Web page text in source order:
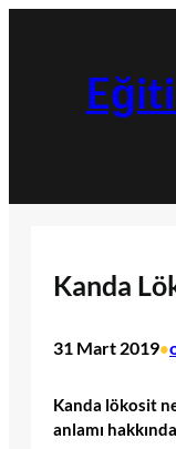
Kanda
31 Mart 2019•
Kanda lökosit
anlamı